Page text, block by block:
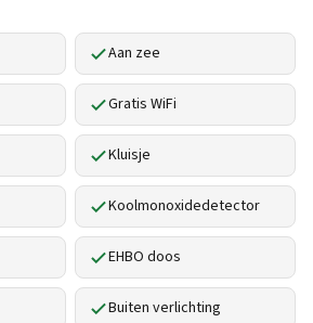
Aan zee
Gratis WiFi
Kluisje
Koolmonoxidedetector
EHBO doos
Buiten verlichting